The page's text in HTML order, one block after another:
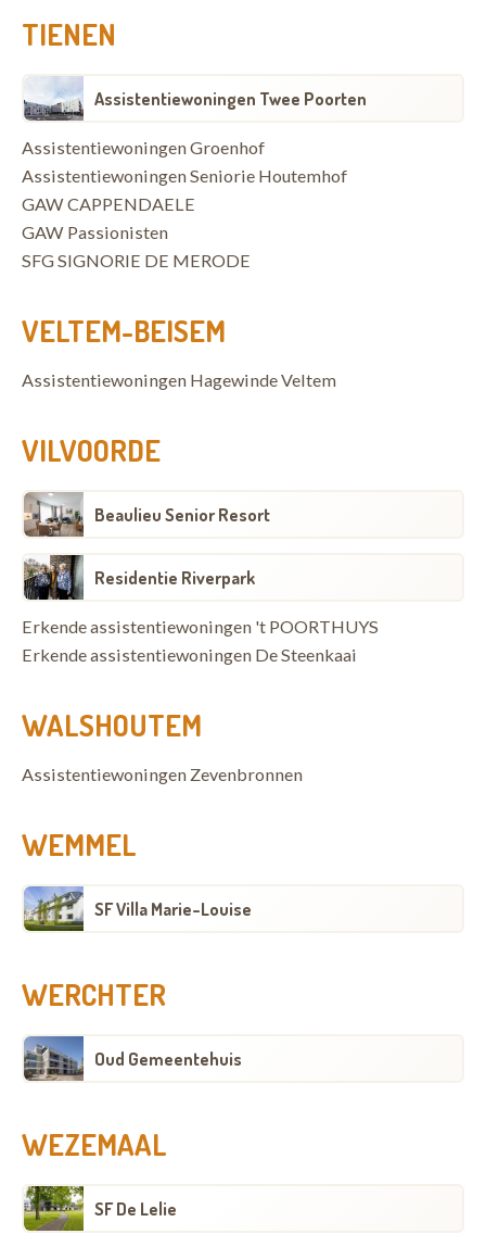
TIENEN
Assistentiewoningen Twee Poorten
Assistentiewoningen Groenhof
Assistentiewoningen Seniorie Houtemhof
GAW CAPPENDAELE
GAW Passionisten
SFG SIGNORIE DE MERODE
VELTEM-BEISEM
Assistentiewoningen Hagewinde Veltem
VILVOORDE
Beaulieu Senior Resort
Residentie Riverpark
Erkende assistentiewoningen 't POORTHUYS
Erkende assistentiewoningen De Steenkaai
WALSHOUTEM
Assistentiewoningen Zevenbronnen
WEMMEL
SF Villa Marie-Louise
WERCHTER
Oud Gemeentehuis
WEZEMAAL
SF De Lelie